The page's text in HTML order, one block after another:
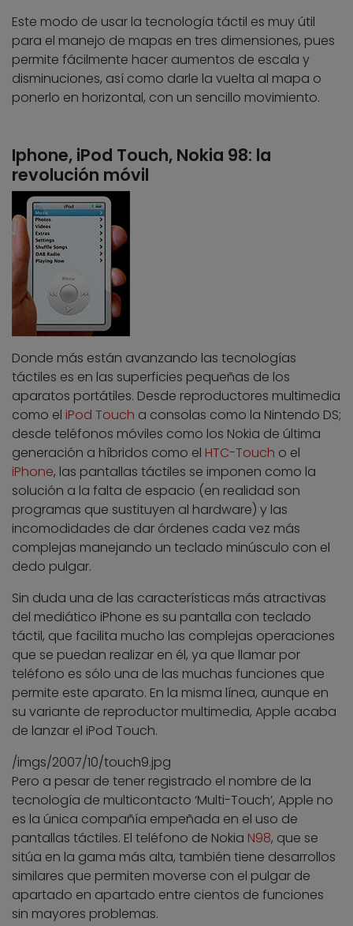
Este modo de usar la tecnología táctil es muy útil
para el manejo de mapas en tres dimensiones, pues
permite fácilmente hacer aumentos de escala y
disminuciones, así como darle la vuelta al mapa o
ponerlo en horizontal, con un sencillo movimiento.
Iphone, iPod Touch, Nokia 98: la
revolución móvil
Donde más están avanzando las tecnologías
táctiles es en las superficies pequeñas de los
aparatos portátiles. Desde reproductores multimedia
como el iPod Touch a consolas como la Nintendo DS;
desde teléfonos móviles como los Nokia de última
generación a híbridos como el HTC-Touch o el
iPhone, las pantallas táctiles se imponen como la
solución a la falta de espacio (en realidad son
programas que sustituyen al hardware) y las
incomodidades de dar órdenes cada vez más
complejas manejando un teclado minúsculo con el
dedo pulgar.
Sin duda una de las características más atractivas
del mediático iPhone es su pantalla con teclado
táctil, que facilita mucho las complejas operaciones
que se puedan realizar en él, ya que llamar por
teléfono es sólo una de las muchas funciones que
permite este aparato. En la misma línea, aunque en
su variante de reproductor multimedia, Apple acaba
de lanzar el iPod Touch.
/imgs/2007/10/touch9.jpg
Pero a pesar de tener registrado el nombre de la
tecnología de multicontacto ‘Multi-Touch’, Apple no
es la única compañía empeñada en el uso de
pantallas táctiles. El teléfono de Nokia N98, que se
sitúa en la gama más alta, también tiene desarrollos
similares que permiten moverse con el pulgar de
apartado en apartado entre cientos de funciones
sin mayores problemas.